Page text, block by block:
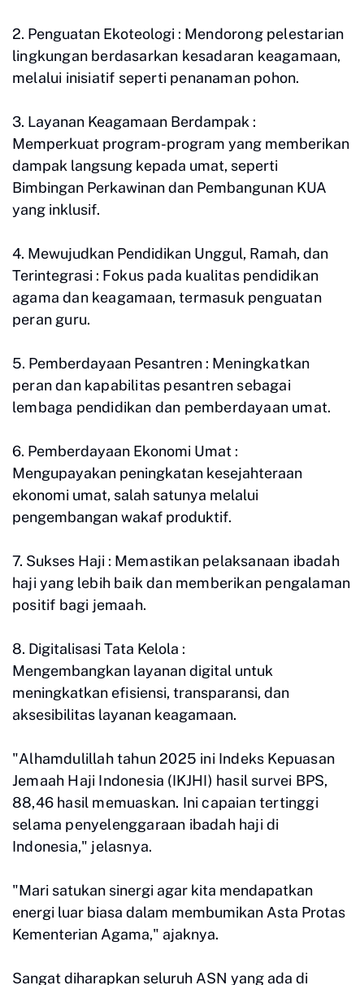
2. Penguatan Ekoteologi : Mendorong pelestarian
lingkungan berdasarkan kesadaran keagamaan,
melalui inisiatif seperti penanaman pohon.
3. Layanan Keagamaan Berdampak :
Memperkuat program-program yang memberikan
dampak langsung kepada umat, seperti
Bimbingan Perkawinan dan Pembangunan KUA
yang inklusif.
4. Mewujudkan Pendidikan Unggul, Ramah, dan
Terintegrasi : Fokus pada kualitas pendidikan
agama dan keagamaan, termasuk penguatan
peran guru.
5. Pemberdayaan Pesantren : Meningkatkan
peran dan kapabilitas pesantren sebagai
lembaga pendidikan dan pemberdayaan umat.
6. Pemberdayaan Ekonomi Umat :
Mengupayakan peningkatan kesejahteraan
ekonomi umat, salah satunya melalui
pengembangan wakaf produktif.
7. Sukses Haji : Memastikan pelaksanaan ibadah
haji yang lebih baik dan memberikan pengalaman
positif bagi jemaah.
8. Digitalisasi Tata Kelola :
Mengembangkan layanan digital untuk
meningkatkan efisiensi, transparansi, dan
aksesibilitas layanan keagamaan.
"Alhamdulillah tahun 2025 ini Indeks Kepuasan
Jemaah Haji Indonesia (IKJHI) hasil survei BPS,
88,46 hasil memuaskan. Ini capaian tertinggi
selama penyelenggaraan ibadah haji di
Indonesia," jelasnya.
"Mari satukan sinergi agar kita mendapatkan
energi luar biasa dalam membumikan Asta Protas
Kementerian Agama," ajaknya.
Sangat diharapkan seluruh ASN yang ada di